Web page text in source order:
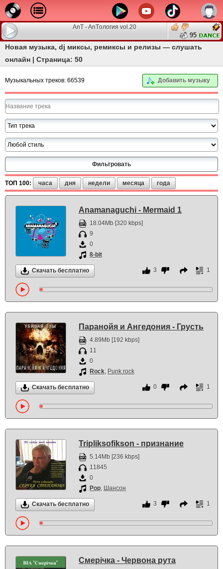
AnT - AnTология vol.20
95
Новая музыка, dj миксы, ремиксы и релизы — слушать
онлайн | Страница: 50
Музыкальных треков: 66539 Добавить музыку
ТОП 100: часа дня недели месяца года
Anamanaguchi - Mermaid 1
18.04Mb [320 kbps]
9
0
8-bit
Скачать бесплатно 3 1
Паранойя и Ангедония - Грусть
4.89Mb [192 kbps]
11
0
Rock, Punk rock
Скачать бесплатно 0 1
Tripliksofikson - признание
5.14Mb [236 kbps]
11845
0
Pop, Шансон
Скачать бесплатно 3 1
Смерiчка - Червона рута